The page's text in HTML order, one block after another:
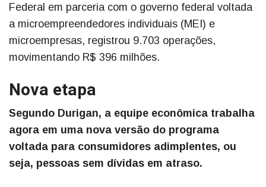
Federal em parceria com o governo federal voltada
a microempreendedores individuais (MEI) e
microempresas, registrou 9.703 operações,
movimentando R$ 396 milhões.
Nova etapa
Segundo Durigan, a equipe econômica trabalha
agora em uma nova versão do programa
voltada para consumidores adimplentes, ou
seja, pessoas sem dívidas em atraso.